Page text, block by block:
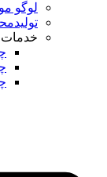
لوگو
خدمات